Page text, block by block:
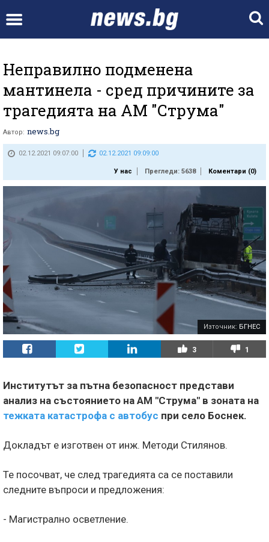
Неправилно подменена
мантинела - сред причините за
трагедията на АМ "Струма"
Автор: news.bg
02.12.2021 09:07:00 02.12.2021 09:09:00
У нас Прегледи: 5638 Коментари (0)
Източник: БГНЕС
3 1
Институтът за пътна безопасност представи
анализ на състоянието на АМ "Струма" в зоната на
тежката катастрофа с автобус при село Боснек.
Докладът е изготвен от инж. Методи Стилянов.
Те посочват, че след трагедията са се поставили
следните въпроси и предложения:
- Магистрално осветление.